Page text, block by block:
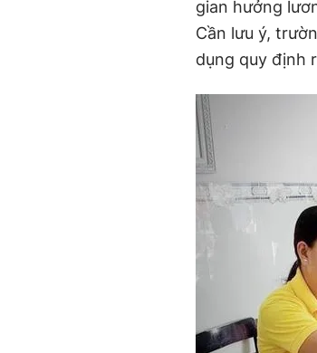
gian hưởng
Cần lưu ý,
dụng quy định